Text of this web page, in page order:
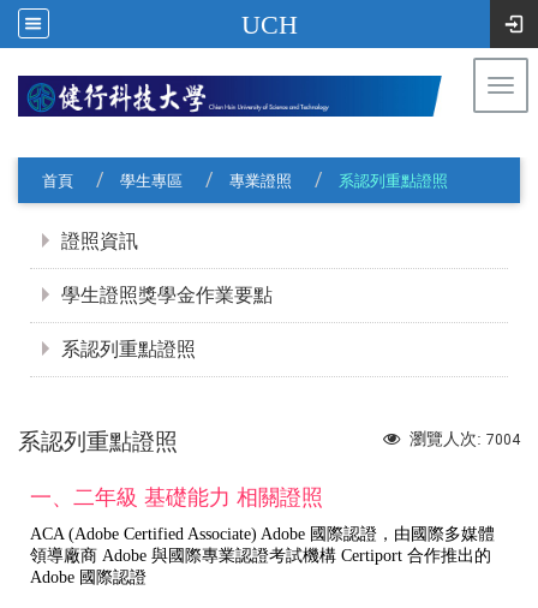
UCH
首頁
學生專區 專業證照 系認列重點證照
證照資訊
學生證照獎學金作業要點
系認列重點證照
瀏覽人次: 7004
系認列重點證照
一、二年級 基礎能力 相關證照
ACA (Adobe Certified Associate) Adobe 國際認證，由國際多媒體
領導廠商 Adobe 與國際專業認證考試機構 Certiport 合作推出的
Adobe 國際認證